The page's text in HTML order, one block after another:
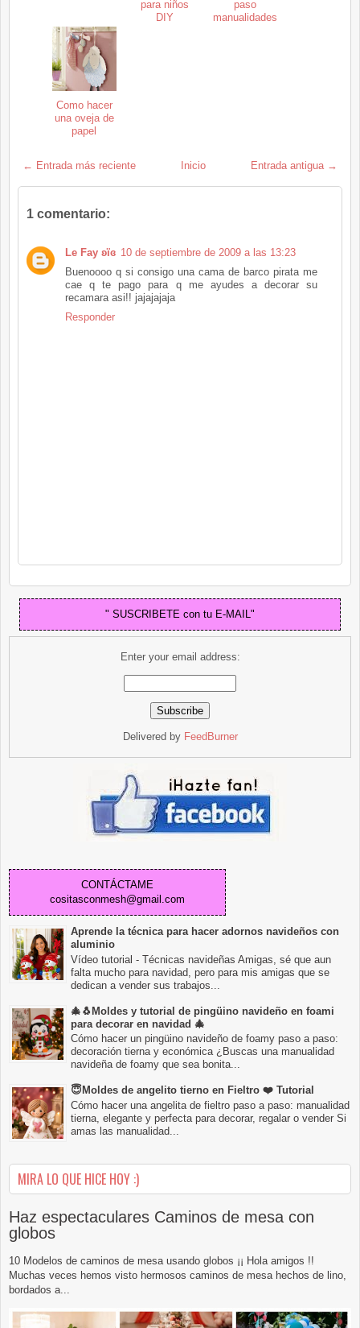
para niños
DIY
paso
manualidades
Como hacer
una oveja de
papel
← Entrada más reciente Entrada antigua →
Inicio
1 comentario:
Le Fay ʚïɞ 10 de septiembre de 2009 a las 13:23
Buenoooo q si consigo una cama de barco pirata me
cae q te pago para q me ayudes a decorar su
recamara asi!! jajajajaja
Responder
" SUSCRIBETE con tu E-MAIL"
Enter your email address:
Delivered by FeedBurner
CONTÁCTAME
cositasconmesh@gmail.com
Aprende la técnica para hacer adornos navideños con
aluminio
Vídeo tutorial - Técnicas navideñas Amigas, sé que aun
falta mucho para navidad, pero para mis amigas que se
dedican a vender sus trabajos...
🎄🐧Moldes y tutorial de pingüino navideño en foami
para decorar en navidad 🎄
Cómo hacer un pingüino navideño de foamy paso a paso:
decoración tierna y económica ¿Buscas una manualidad
navideña de foamy que sea bonita...
😇Moldes de angelito tierno en Fieltro ❤️ Tutorial
Cómo hacer una angelita de fieltro paso a paso: manualidad
tierna, elegante y perfecta para decorar, regalar o vender Si
amas las manualidad...
MIRA LO QUE HICE HOY :)
Haz espectaculares Caminos de mesa con
globos
10 Modelos de caminos de mesa usando globos ¡¡ Hola amigos !!
Muchas veces hemos visto hermosos caminos de mesa hechos de lino,
bordados a...